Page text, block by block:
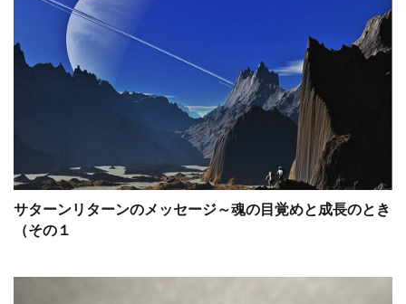
サターンリターンのメッセージ～魂の目覚めと成長のとき
（その１